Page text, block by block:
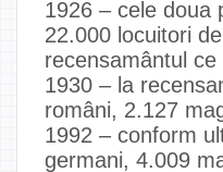
1926 – cele doua
22.000 locuitori
recensamântul
1930 – la
români, 2.127
1992 – conform
germani, 4.009